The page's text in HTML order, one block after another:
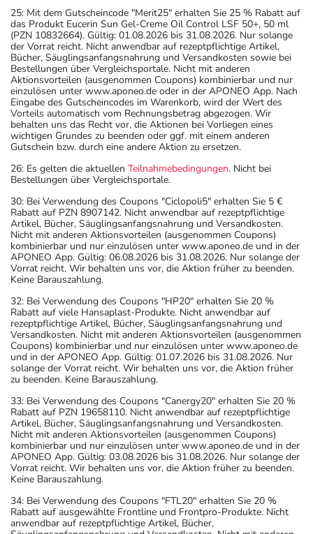
25: Mit dem Gutscheincode "Merit25" erhalten Sie 25 % Rabatt auf
das Produkt Eucerin Sun Gel-Creme Oil Control LSF 50+, 50 ml
(PZN 10832664). Gültig: 01.08.2026 bis 31.08.2026. Nur solange
der Vorrat reicht. Nicht anwendbar auf rezeptpflichtige Artikel,
Bücher, Säuglingsanfangsnahrung und Versandkosten sowie bei
Bestellungen über Vergleichsportale. Nicht mit anderen
Aktionsvorteilen (ausgenommen Coupons) kombinierbar und nur
einzulösen unter www.aponeo.de oder in der APONEO App. Nach
Eingabe des Gutscheincodes im Warenkorb, wird der Wert des
Vorteils automatisch vom Rechnungsbetrag abgezogen. Wir
behalten uns das Recht vor, die Aktionen bei Vorliegen eines
wichtigen Grundes zu beenden oder ggf. mit einem anderen
Gutschein bzw. durch eine andere Aktion zu ersetzen.
26: Es gelten die aktuellen Teilnahmebedingungen. Nicht bei
Bestellungen über Vergleichsportale.
30: Bei Verwendung des Coupons "Ciclopoli5" erhalten Sie 5 €
Rabatt auf PZN 8907142. Nicht anwendbar auf rezeptpflichtige
Artikel, Bücher, Säuglingsanfangsnahrung und Versandkosten.
Nicht mit anderen Aktionsvorteilen (ausgenommen Coupons)
kombinierbar und nur einzulösen unter www.aponeo.de und in der
APONEO App. Gültig: 06.08.2026 bis 31.08.2026. Nur solange der
Vorrat reicht. Wir behalten uns vor, die Aktion früher zu beenden.
Keine Barauszahlung.
32: Bei Verwendung des Coupons "HP20" erhalten Sie 20 %
Rabatt auf viele Hansaplast-Produkte. Nicht anwendbar auf
rezeptpflichtige Artikel, Bücher, Säuglingsanfangsnahrung und
Versandkosten. Nicht mit anderen Aktionsvorteilen (ausgenommen
Coupons) kombinierbar und nur einzulösen unter www.aponeo.de
und in der APONEO App. Gültig: 01.07.2026 bis 31.08.2026. Nur
solange der Vorrat reicht. Wir behalten uns vor, die Aktion früher
zu beenden. Keine Barauszahlung.
33: Bei Verwendung des Coupons "Canergy20" erhalten Sie 20 %
Rabatt auf PZN 19658110. Nicht anwendbar auf rezeptpflichtige
Artikel, Bücher, Säuglingsanfangsnahrung und Versandkosten.
Nicht mit anderen Aktionsvorteilen (ausgenommen Coupons)
kombinierbar und nur einzulösen unter www.aponeo.de und in der
APONEO App. Gültig: 03.08.2026 bis 31.08.2026. Nur solange der
Vorrat reicht. Wir behalten uns vor, die Aktion früher zu beenden.
Keine Barauszahlung.
34: Bei Verwendung des Coupons "FTL20" erhalten Sie 20 %
Rabatt auf ausgewählte Frontline und Frontpro-Produkte. Nicht
anwendbar auf rezeptpflichtige Artikel, Bücher,